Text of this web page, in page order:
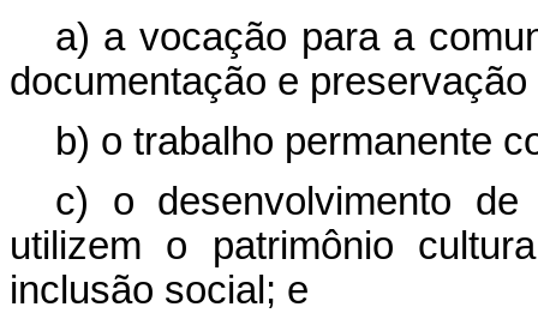
a) a vocação para a
documentação e
b) o trabalho permanente
c) o desenvolvimento
utilizem o patrimônio
inclusão social; e